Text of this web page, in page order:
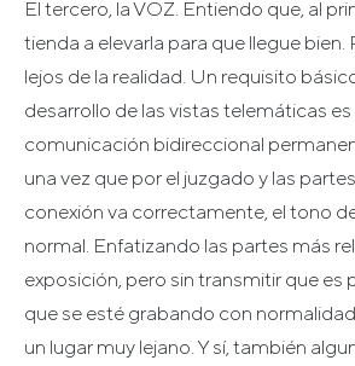
El tercero, la VOZ. Entiendo que, al
tienda a elevarla para que llegue bien.
lejos de la realidad. Un requisito
desarrollo de las vistas telemáticas es
comunicación bidireccional
una vez que por el juzgado y las
conexión va correctamente, el tono
normal. Enfatizando las partes más
exposición, pero sin transmitir que es
que se esté grabando con
un lugar muy lejano. Y sí, también